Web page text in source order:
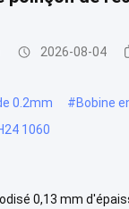
2026-08-04
0.2mm #Bobine
1060
0,13 mm